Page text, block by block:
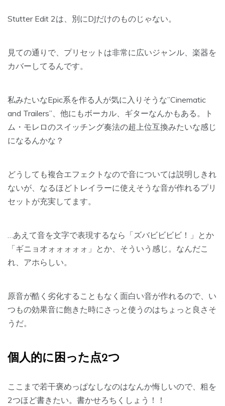
Stutter Edit 2は、別にDJだけのものじゃない。
見ての通りで、 プリセットは非常に広いジャンル、楽器を
カバーしてるんです。
私みたいなEpic系を作る人が気に入りそうな”Cinematic
and Trailers”、他にもボーカル、ギターなんかもある。ト
ム・モレロのスイッチング奏法の超上位互換みたいな感じ
になるんかな？
どうしても複合エフェクトなので音については説明しきれ
ないが、なるほどトレイラーに使えそうな音が作れるプリ
セットが充実してます。
…あえて音を文字で表現するなら「ズバビビビビ！」とか
「ギニョオォォォォォ」とか、そういう感じ。なんだこ
れ、アホらしい。
原音が酷く劣化することもなく面白い音が作れるので、い
つもの効果音に飽きた時にさっと使うのはちょっと良さそ
うだ。
個人的に困った点2つ
ここまで若干褒めっぱなしなのはなんか悔しいので、粗を
2つほど書きたい。書かせろちくしょう！！